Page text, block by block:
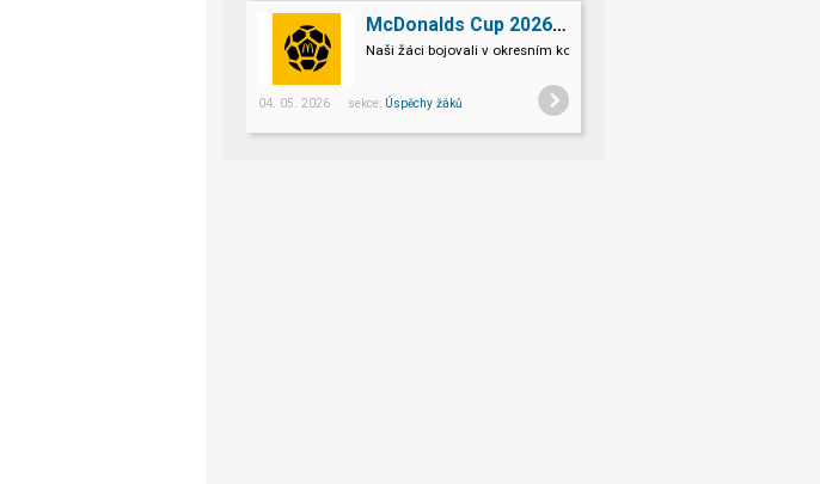
McDonalds Cup 2026 - Postupové kolo Přerov
Naši žáci bojovali v okresním kole!
04. 05. 2026 sekce: Úspěchy žáků